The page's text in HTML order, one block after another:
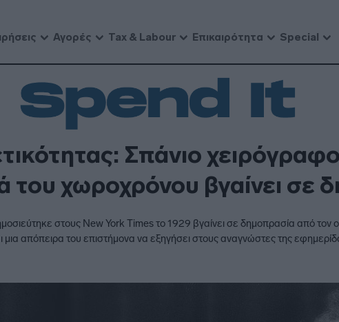
Αγορές Tax & Labour Επικαιρότητα Special
Σπάνιο
του χωροχρόνου βγαίνει σε
στους New York Times το 1929 βγαίνει σε δημοπρασία από τον
μια απόπειρα του επιστήμονα να εξηγήσει στους αναγνώστες της